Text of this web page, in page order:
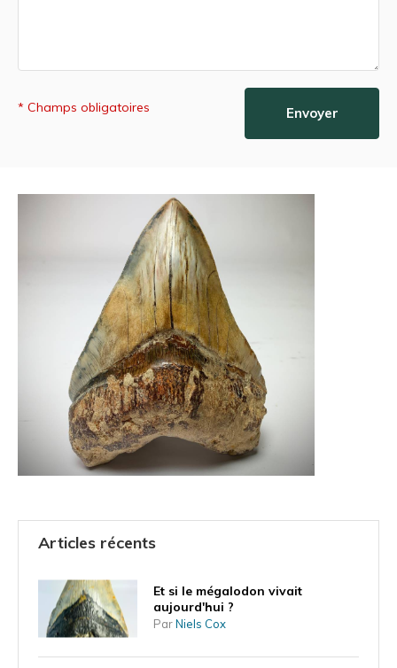
* Champs obligatoires Envoyer
Articles récents
Et si le mégalodon vivait
aujourd'hui ?
ParNiels Cox